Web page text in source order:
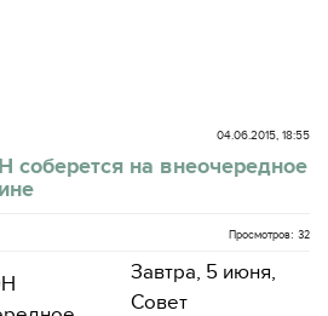
04.06.2015, 18:55
соберется на внеочередное
Просмотров: 32
Завтра, 5 июня,
Совет